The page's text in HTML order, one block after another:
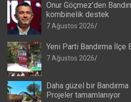
Onur Göçmez’den
kombinelik destek
7 Ağustos 2026
Yeni Parti Bandırma İlçe
7 Ağustos 2026
Daha güzel bir
Projeler tamamlanıyor